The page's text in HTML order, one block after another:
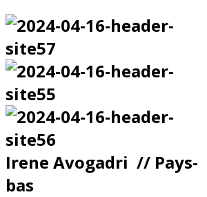
Irene Avogadri // Pays-
bas